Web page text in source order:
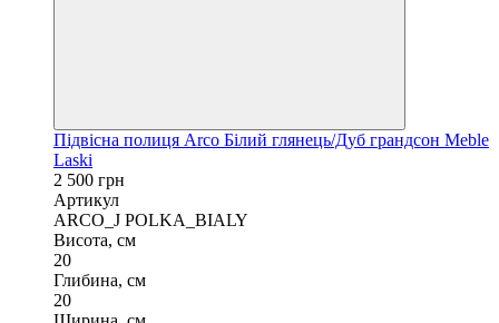
Підвісна полиця Arco Білий глянець/Дуб грандсон Meble
Laski
2 500 грн
Артикул
ARCO_J POLKA_BIALY
Висота, см
20
Глибина, см
20